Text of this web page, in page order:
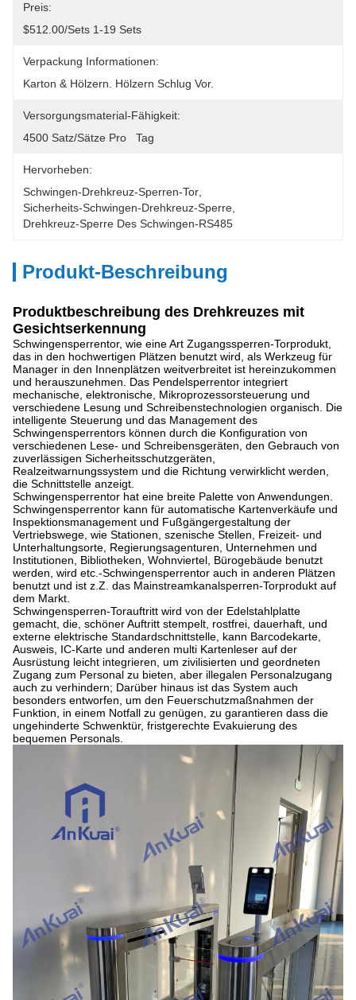
Preis:
$512.00/sets 1-19 Sets
Verpackung Informationen:
Karton & Hölzern. Hölzern Schlug Vor.
Versorgungsmaterial-Fähigkeit:
4500 Satz/Sätze Pro   Tag
Hervorheben:
Schwingen-Drehkreuz-Sperren-Tor
Sicherheits-Schwingen-Drehkreuz-Sperre
Drehkreuz-Sperre Des Schwingen-RS485
Produkt-Beschreibung
Produktbeschreibung des Drehkreuzes mit
Gesichtserkennung
Schwingensperrentor, wie eine Art Zugangssperren-Torprodukt,
das in den hochwertigen Plätzen benutzt wird, als Werkzeug für
Manager in den Innenplätzen weitverbreitet ist hereinzukommen
und herauszunehmen. Das Pendelsperrentor integriert
mechanische, elektronische, Mikroprozessorsteuerung und
verschiedene Lesung und Schreibenstechnologien organisch. Die
intelligente Steuerung und das Management des
Schwingensperrentors können durch die Konfiguration von
verschiedenen Lese- und Schreibensgeräten, den Gebrauch von
zuverlässigen Sicherheitsschutzgeräten,
Realzeitwarnungssystem und die Richtung verwirklicht werden,
die Schnittstelle anzeigt.
Schwingensperrentor hat eine breite Palette von Anwendungen.
Schwingensperrentor kann für automatische Kartenverkäufe und
Inspektionsmanagement und Fußgängergestaltung der
Vertriebswege, wie Stationen, szenische Stellen, Freizeit- und
Unterhaltungsorte, Regierungsagenturen, Unternehmen und
Institutionen, Bibliotheken, Wohnviertel, Bürogebäude benutzt
werden, wird etc.-Schwingensperrentor auch in anderen Plätzen
benutzt und ist z.Z. das Mainstreamkanalsperren-Torprodukt auf
dem Markt.
Schwingensperren-Torauftritt wird von der Edelstahlplatte
gemacht, die, schöner Auftritt stempelt, rostfrei, dauerhaft, und
externe elektrische Standardschnittstelle, kann Barcodekarte,
Ausweis, IC-Karte und anderen multi Kartenleser auf der
Ausrüstung leicht integrieren, um zivilisierten und geordneten
Zugang zum Personal zu bieten, aber illegalen Personalzugang
auch zu verhindern; Darüber hinaus ist das System auch
besonders entworfen, um den Feuerschutzmaßnahmen der
Funktion, in einem Notfall zu genügen, zu garantieren dass die
ungehinderte Schwenktür, fristgerechte Evakuierung des
bequemen Personals.